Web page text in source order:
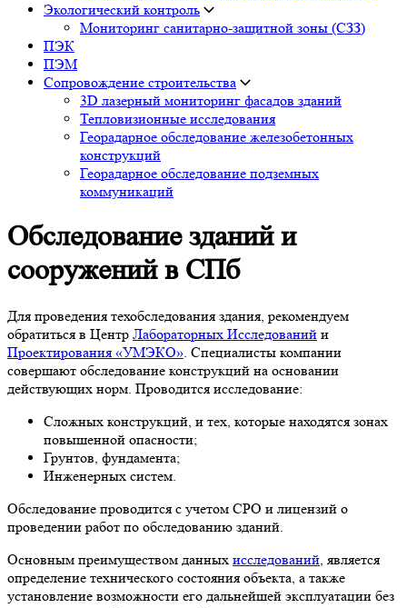
Экологический контроль
Мониторинг санитарно-защитной зоны (СЗЗ)
ПЭК
ПЭМ
Сопровождение строительства
3D лазерный мониторинг фасадов зданий
Тепловизионные исследования
Георадарное обследование железобетонных
конструкций
Георадарное обследование подземных
коммуникаций
Обследование зданий и
сооружений в СПб
Для проведения техобследования здания, рекомендуем
обратиться в Центр Лабораторных Исследований и
Проектирования «УМЭКО». Специалисты компании
совершают обследование конструкций на основании
действующих норм. Проводится исследование:
Сложных конструкций, и тех, которые находятся зонах
повышенной опасности;
Грунтов, фундамента;
Инженерных систем.
Обследование проводится с учетом СРО и лицензий о
проведении работ по обследованию зданий.
Основным преимуществом данных исследований, является
определение технического состояния объекта, а также
установление возможности его дальнейшей эксплуатации без